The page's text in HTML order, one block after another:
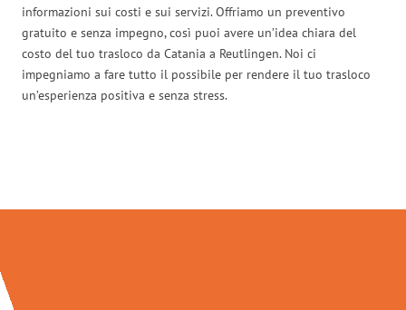
informazioni sui costi e sui servizi. Offriamo un preventivo
gratuito e senza impegno, così puoi avere un’idea chiara del
costo del tuo trasloco da Catania a Reutlingen. Noi ci
impegniamo a fare tutto il possibile per rendere il tuo trasloco
un’esperienza positiva e senza stress.